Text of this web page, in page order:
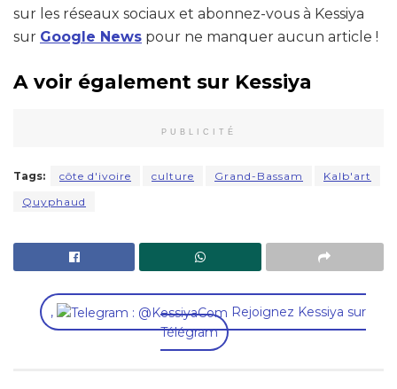
sur les réseaux sociaux et abonnez-vous à Kessiya
sur Google News pour ne manquer aucun article !
A voir également sur Kessiya
PUBLICITÉ
Tags: côte d'ivoire culture Grand-Bassam
Kalb'art
Quyphaud
,
Rejoignez Kessiya sur
Télégram